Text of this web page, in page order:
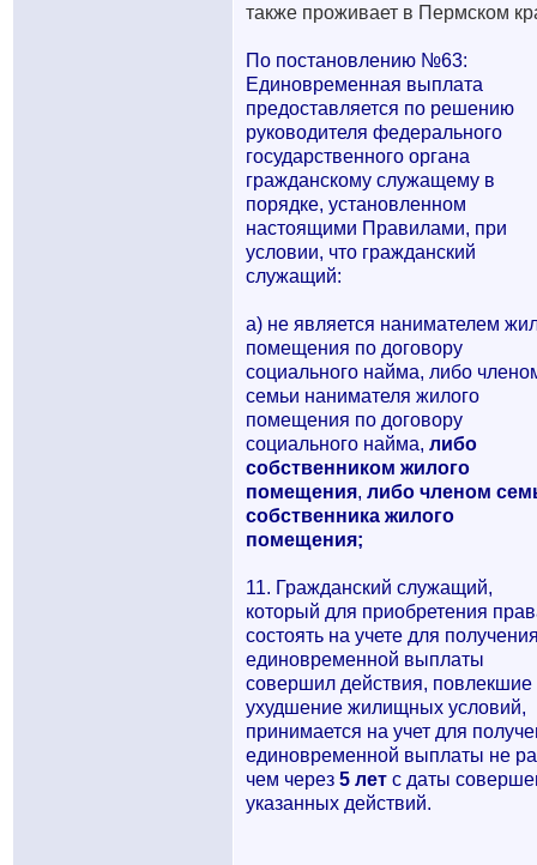
также проживает в Пермском
По постановлению №63:
Единовременная выплата
предоставляется по решению
руководителя федерального
государственного органа
гражданскому служащему в
порядке, установленном
настоящими Правилами, при
условии, что гражданский
служащий:
а) не является нанимателем
помещения по договору
социального найма, либо
семьи нанимателя жилого
помещения по договору
социального найма, либо
собственником жилого
помещения, либо членом
собственника жилого
помещения;
11. Гражданский служащий,
который для приобретения
состоять на учете для
единовременной выплаты
совершил действия, повлекшие
ухудшение жилищных условий,
принимается на учет для
единовременной выплаты не
чем через 5 лет с даты
указанных действий.